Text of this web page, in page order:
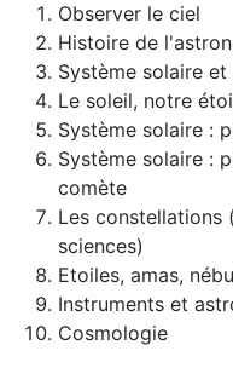
Observer le ciel
Histoire de
Système solaire
Le soleil, notre
Système solaire :
Système solaire :
comète
Les constellations
sciences)
Etoiles, amas,
Instruments et
Cosmologie